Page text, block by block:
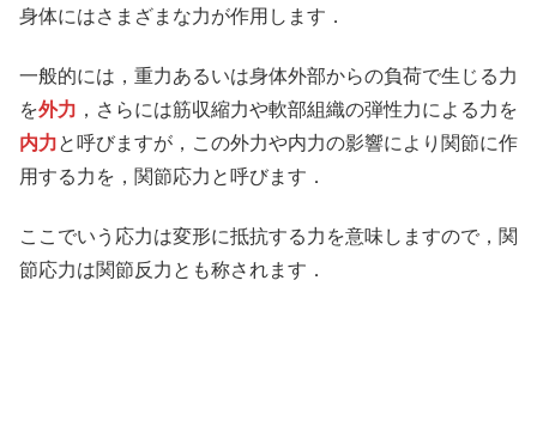
身体にはさまざまな力が作用します．
一般的には，重力あるいは身体外部からの負荷で生じる力
を外力 ，さらには筋収縮力や軟部組織の弾性力による力を
内力と呼びますが，この外力や内力の影響により関節に作
用する力を，関節応力と呼びます．
ここでいう応力は変形に抵抗する力を意味しますので，関
節応力は関節反力とも称されます．